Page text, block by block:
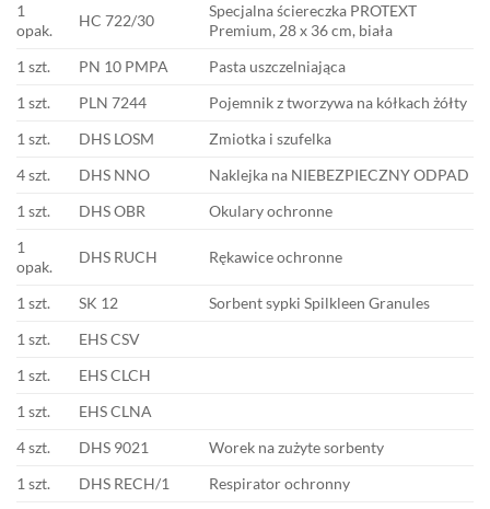
1
opak.
HC 722/30
Specjalna ściereczka PROTEXT
Premium, 28 x 36 cm, biała
1 szt.
PN 10 PMPA
Pasta uszczelniająca
1 szt.
PLN 7244
Pojemnik z tworzywa na kółkach żółty
1 szt.
DHS LOSM
Zmiotka i szufelka
4 szt.
DHS NNO
Naklejka na NIEBEZPIECZNY ODPAD
1 szt.
DHS OBR
Okulary ochronne
1
opak.
DHS RUCH Rękawice ochronne
1 szt. SK 12
Sorbent sypki Spilkleen Granules
1 szt.
EHS CSV
1 szt.
EHS CLCH
1 szt.
EHS CLNA
4 szt.
DHS 9021
Worek na zużyte sorbenty
1 szt.
DHS RECH/1 Respirator ochronny